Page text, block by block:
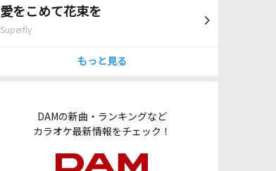
愛をこめて花束を
Superfly
もっと見る
DAMの新曲・ランキングなど
カラオケ最新情報をチェック！